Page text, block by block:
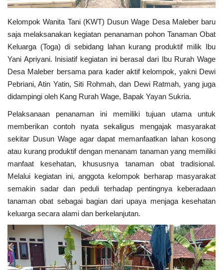
Perkebunan & Perikanan
Opini
Ekonomi & Keuangan
Pendidikan & Pelatihan
Kelompok Wanita Tani (KWT) Dusun Wage Desa Maleber baru
saja melaksanakan kegiatan penanaman pohon Tanaman Obat
Keluarga (Toga) di sebidang lahan kurang produktif milik Ibu
Yani Apriyani. Inisiatif kegiatan ini berasal dari Ibu Rurah Wage
Desa Maleber bersama para kader aktif kelompok, yakni Dewi
Pebriani, Atin Yatin, Siti Rohmah, dan Dewi Ratmah, yang juga
didampingi oleh Kang Rurah Wage, Bapak Yayan Sukria.
Pelaksanaan penanaman ini memiliki tujuan utama untuk
memberikan contoh nyata sekaligus mengajak masyarakat
sekitar Dusun Wage agar dapat memanfaatkan lahan kosong
atau kurang produktif dengan menanam tanaman yang memiliki
manfaat kesehatan, khususnya tanaman obat tradisional.
Melalui kegiatan ini, anggota kelompok berharap masyarakat
semakin sadar dan peduli terhadap pentingnya keberadaan
tanaman obat sebagai bagian dari upaya menjaga kesehatan
keluarga secara alami dan berkelanjutan.